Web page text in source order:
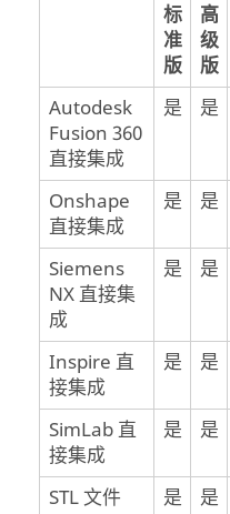
标
准
版
高
级
版
Autodesk
Fusion 360
直接集成
是 是
Onshape
直接集成
是 是
Siemens
NX 直接集
成
是 是
Inspire 直
接集成
是 是
SimLab直
接集成
是 是
STL 文件 是 是